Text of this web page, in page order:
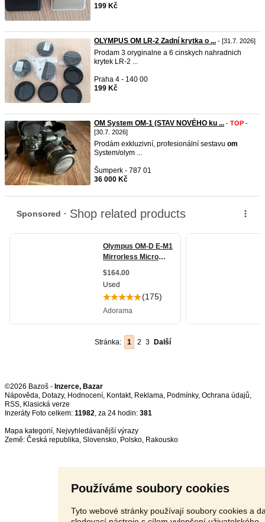
Používáme soubory cookies
Tyto webové stránky používají soubory cookies a
199 Kč
OLYMPUS OM LR-2 Zadní krytka o ... - [31.7. 2026]
Prodam 3 oryginalne a 6 cinskych nahradnich
krytek LR-2 ...
Praha 4 - 140 00
199 Kč
OM System OM-1 (STAV NOVÉHO ku ... - TOP -
[30.7. 2026]
Prodám exkluzivní, profesionální sestavu om
System/olym ...
Šumperk - 787 01
36 000 Kč
Stránka: 1 2 3 Další
©2026 Bazoš - Inzerce, Bazar
Nápověda, Dotazy, Hodnocení, Kontakt, Reklama, Podmínky, Ochrana údajů,
RSS,
Inzeráty Foto celkem: 11982, za 24 hodin: 381
Mapa kategorií, Nejvyhledávanější výrazy
Země: Česká republika, Slovensko, Polsko, Rakousko